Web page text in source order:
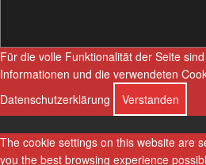
n
s
a
l
t
Für die volle Funktionalität der Seite
Informationen und die verwendeten
Datenschutzerklärung
Verstanden
The cookie settings on this website are
you the best browsing experience